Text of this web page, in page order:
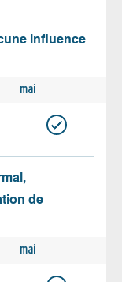
influence
mai
de
mai